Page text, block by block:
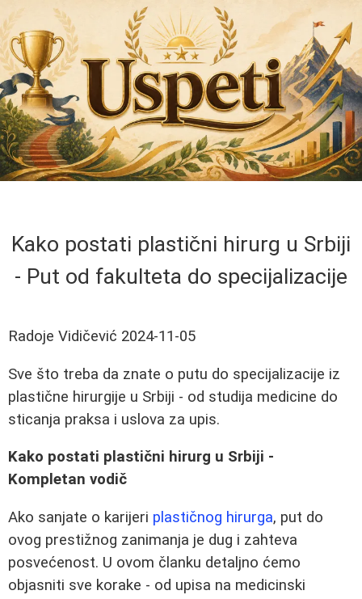
Kako postati plastični hirurg u Srbiji
- Put od fakulteta do specijalizacije
Radoje Vidičević 2024-11-05
Sve što treba da znate o putu do specijalizacije iz
plastične hirurgije u Srbiji - od studija medicine do
sticanja praksa i uslova za upis.
Kako postati plastični hirurg u Srbiji -
Kompletan vodič
Ako sanjate o karijeri plastičnog hirurga, put do
ovog prestižnog zanimanja je dug i zahteva
posvećenost. U ovom članku detaljno ćemo
objasniti sve korake - od upisa na medicinski